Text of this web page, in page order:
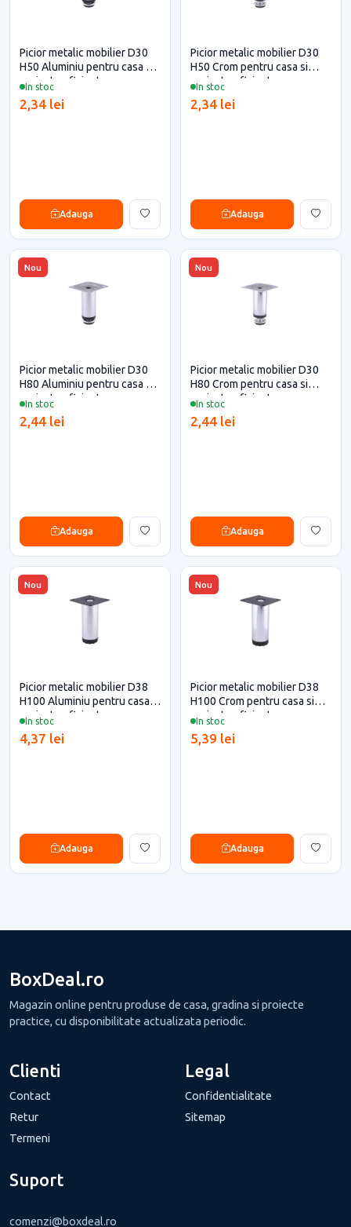
In stoc
Picior metalic mobilier D30
H50 Aluminiu pentru casa si
proiecte eficiente
2,34 lei
Adauga
In stoc
Picior metalic mobilier D30
H50 Crom pentru casa si
proiecte eficiente
2,34 lei
Adauga
Nou
In stoc
Picior metalic mobilier D30
H80 Aluminiu pentru casa si
proiecte eficiente
2,44 lei
Adauga
Nou
In stoc
Picior metalic mobilier D30
H80 Crom pentru casa si
proiecte eficiente
2,44 lei
Adauga
Nou
In stoc
Picior metalic mobilier D38
H100 Aluminiu pentru casa si
proiecte eficiente
4,37 lei
Adauga
Nou
In stoc
Picior metalic mobilier D38
H100 Crom pentru casa si
proiecte eficiente
5,39 lei
Adauga
BoxDeal.ro
Magazin online pentru produse de casa, gradina si proiecte
practice, cu disponibilitate actualizata periodic.
Clienti
Contact
Retur
Termeni
Legal
Confidentialitate
Sitemap
Suport
comenzi@boxdeal.ro